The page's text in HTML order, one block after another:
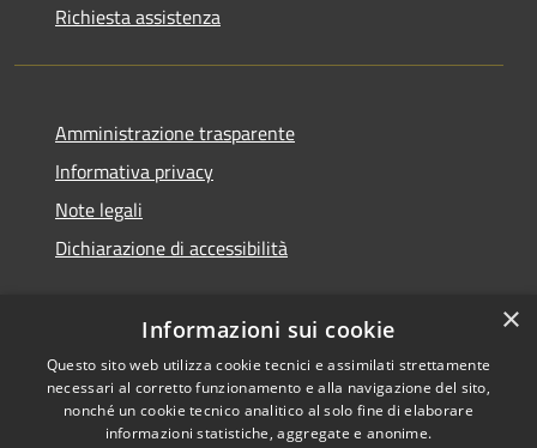
Richiesta assistenza
Amministrazione trasparente
Informativa privacy
Note legali
Dichiarazione di accessibilità
×
Informazioni sui cookie
Questo sito web utilizza cookie tecnici e assimilati strettamente
necessari al corretto funzionamento e alla navigazione del sito,
nonché un cookie tecnico analitico al solo fine di elaborare
informazioni statistiche, aggregate e anonime.